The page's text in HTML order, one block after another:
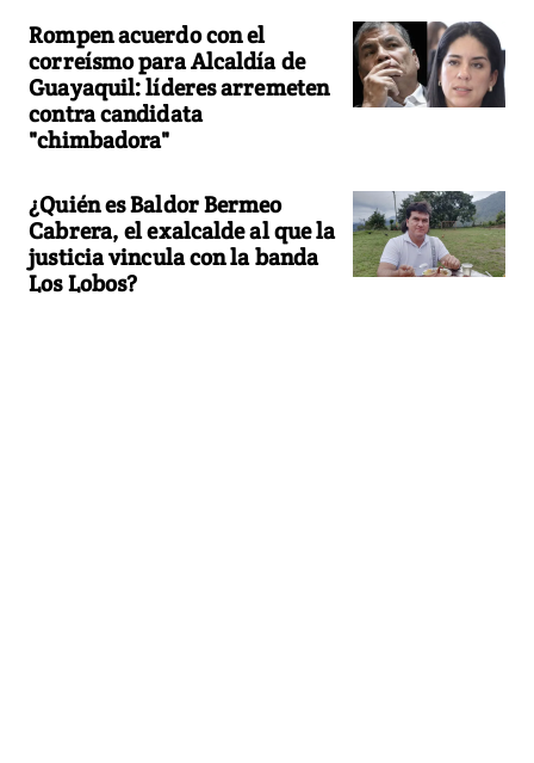
Rompen acuerdo con el
correísmo para Alcaldía de
Guayaquil: líderes arremeten
contra candidata
"chimbadora"
¿Quién es Baldor Bermeo
Cabrera, el exalcalde al que la
justicia vincula con la banda
Los Lobos?